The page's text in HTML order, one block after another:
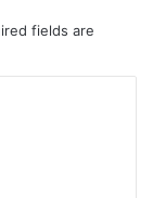
fields are